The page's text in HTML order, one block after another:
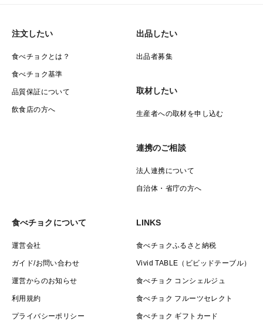
注文したい
食べチョクとは？
食べチョク基準
品質保証について
飲食店の方へ
出品したい
出品者募集
取材したい
生産者への取材を申し込む
連携のご相談
法人連携について
自治体・省庁の方へ
食べチョクについて
運営会社
ガイド/お問い合わせ
運営からのお知らせ
利用規約
プライバシーポリシー
LINKS
食べチョクふるさと納税
Vivid TABLE（ビビッドテーブル）
食べチョク コンシェルジュ
食べチョク フルーツセレクト
食べチョク ギフトカード